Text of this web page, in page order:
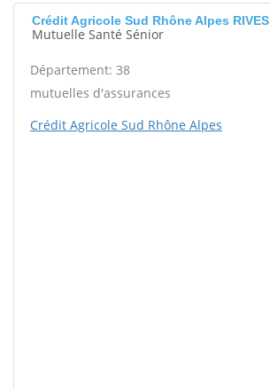
Crédit Agricole Sud Rhône Alpes RIVES
Mutuelle Santé Sénior
Département: 38
mutuelles d'assurances
Crédit Agricole Sud Rhône Alpes